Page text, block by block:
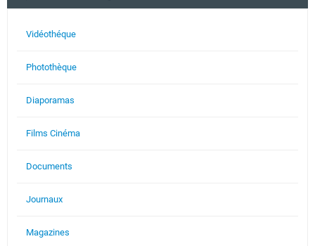
Vidéothéque
Photothèque
Diaporamas
Films Cinéma
Documents
Journaux
Magazines